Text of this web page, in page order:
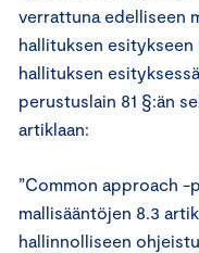
verrattuna edelliseen
hallituksen esitykseen
hallituksen
perustuslain 81 §:än
artiklaan:
”Common approach
mallisääntöjen 8.3
hallinnolliseen